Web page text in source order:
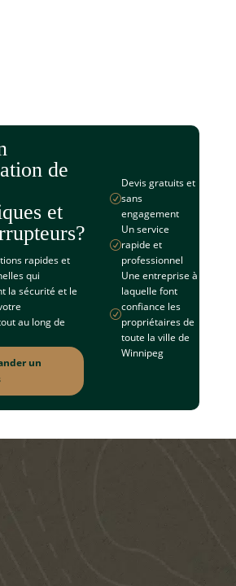
de
et
rapides et
qui
la sécurité et le
au long de
un
Devis gratuits et
sans
engagement
R
Un service
rapide et
professionnel
R
Une entreprise à
laquelle font
confiance les
propriétaires de
toute la ville de
Winnipeg
R